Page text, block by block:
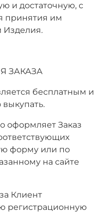
и достаточную, с
принятия им
Изделия.
ЗАКАЗА
бесплатным и
оформляет Заказ
форму или по
на сайте
Клиент
регистрационную